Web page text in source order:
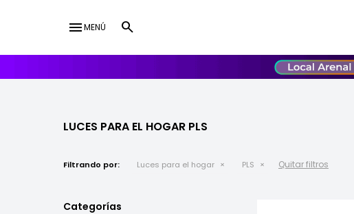
menuMENÚ
LUCES PARA EL HOGAR PLS
Filtrando por: Luces para el hogar PLS Quitar filtros
Categorías